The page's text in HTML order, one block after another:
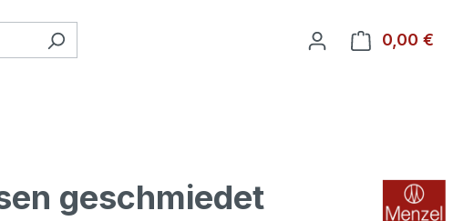
0,00 €
geschmiedet